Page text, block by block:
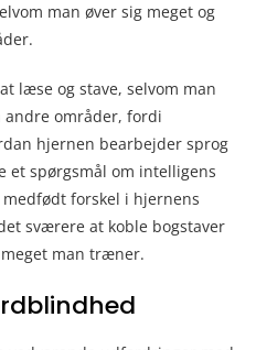
man øver sig meget og
læse og stave, selvom man
andre områder, fordi
hjernen bearbejder sprog
et spørgsmål om intelligens
forskel i hjernens
sværere at koble bogstaver
man træner.